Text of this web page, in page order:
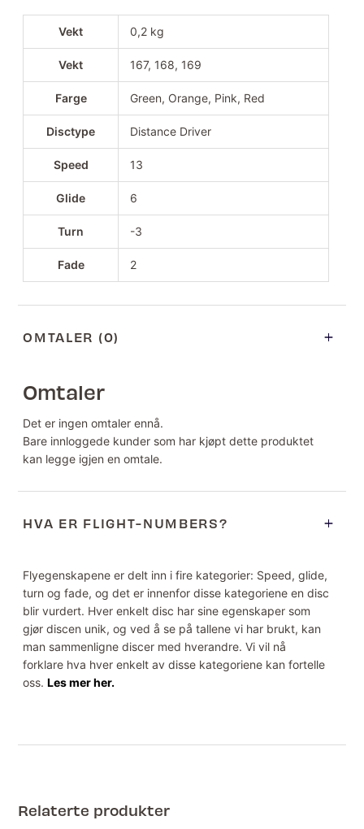
Vekt 0,2 kg
Vekt 167, 168, 169
Farge Green, Orange, Pink, Red
Disctype Distance Driver
Speed 13
Glide 6
Turn -3
Fade 2
OMTALER (0)
Omtaler
Det er ingen omtaler ennå.
Bare innloggede kunder som har kjøpt dette produktet
kan legge igjen en omtale.
HVA ER FLIGHT-NUMBERS?
Flyegenskapene er delt inn i fire kategorier: Speed, glide,
turn og fade, og det er innenfor disse kategoriene en disc
blir vurdert. Hver enkelt disc har sine egenskaper som
gjør discen unik, og ved å se på tallene vi har brukt, kan
man sammenligne discer med hverandre. Vi vil nå
forklare hva hver enkelt av disse kategoriene kan fortelle
oss.Les mer her.
Relaterte produkter